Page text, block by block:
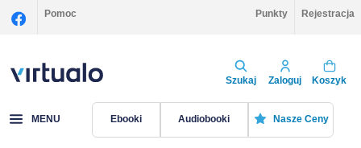
Pomoc Punkty Rejestracja
Szukaj Zaloguj Koszyk
MENU Ebooki Audiobooki Nasze Ceny